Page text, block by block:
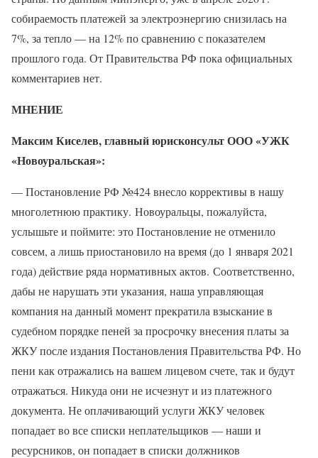
собираемость платежей за электроэнергию снизилась на
7%, за тепло — на 12% по сравнению с показателем
прошлого года. От Правительства РФ пока официальных
комментариев нет.
МНЕНИЕ
Максим Киселев, главный юрисконсульт ООО «УЖК
«Новоуральская»:
— Постановление РФ №424 внесло коррективы в нашу
многолетнюю практику. Новоуральцы, пожалуйста,
услышьте и поймите: это Постановление не отменило
совсем, а лишь приостановило на время (до 1 января 2021
года) действие ряда нормативных актов. Соответственно,
дабы не нарушать эти указания, наша управляющая
компания на данный момент прекратила взыскание в
судебном порядке пеней за просрочку внесения платы за
ЖКУ после издания Постановления Правительства РФ. Но
пени как отражались на вашем лицевом счете, так и будут
отражаться. Никуда они не исчезнут и из платежного
документа. Не оплачивающий услуги ЖКУ человек
попадает во все списки неплательщиков — наши и
ресурсников, он попадает в списки должников